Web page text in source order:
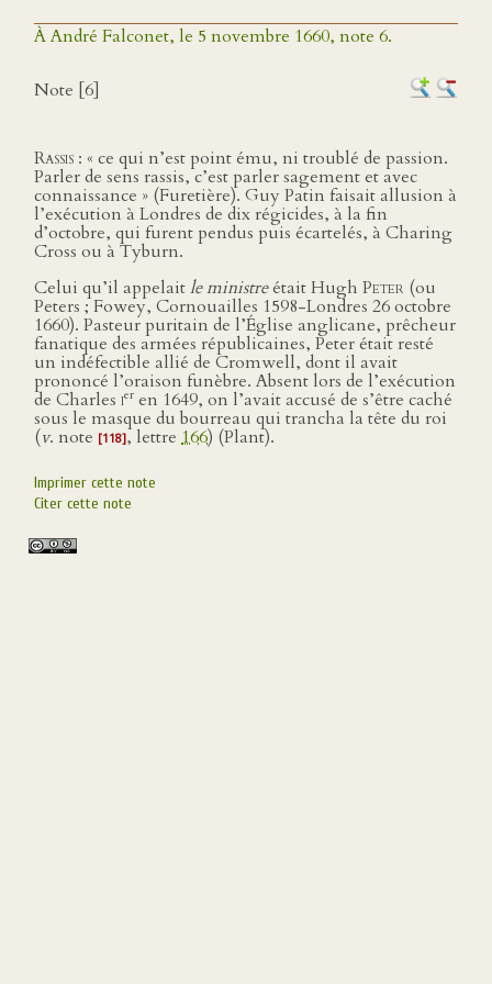
À André Falconet, le 5 novembre 1660, note 6.
Note [6]
Rassis : « ce qui n’est point ému, ni troublé de passion.
Parler de sens rassis, c’est parler sagement et avec
connaissance » (Furetière). Guy Patin faisait allusion à
l’exécution à Londres de dix régicides, à la fin
d’octobre, qui furent pendus puis écartelés, à Charing
Cross ou à Tyburn.
Celui qu’il appelaitle ministreétait Hugh Peter (ou
Peters ; Fowey, Cornouailles 1598-Londres 26 octobre
1660). Pasteur puritain de l’Église anglicane, prêcheur
fanatique des armées républicaines, Peter était resté
un indéfectible allié de Cromwell, dont il avait
prononcé l’oraison funèbre. Absent lors de l’exécution
de Charles ier en 1649, on l’avait accusé de s’être caché
sous le masque du bourreau qui trancha la tête du roi
(v. note [118], lettre 166) (Plant).
Imprimer cette note
Citer cette note